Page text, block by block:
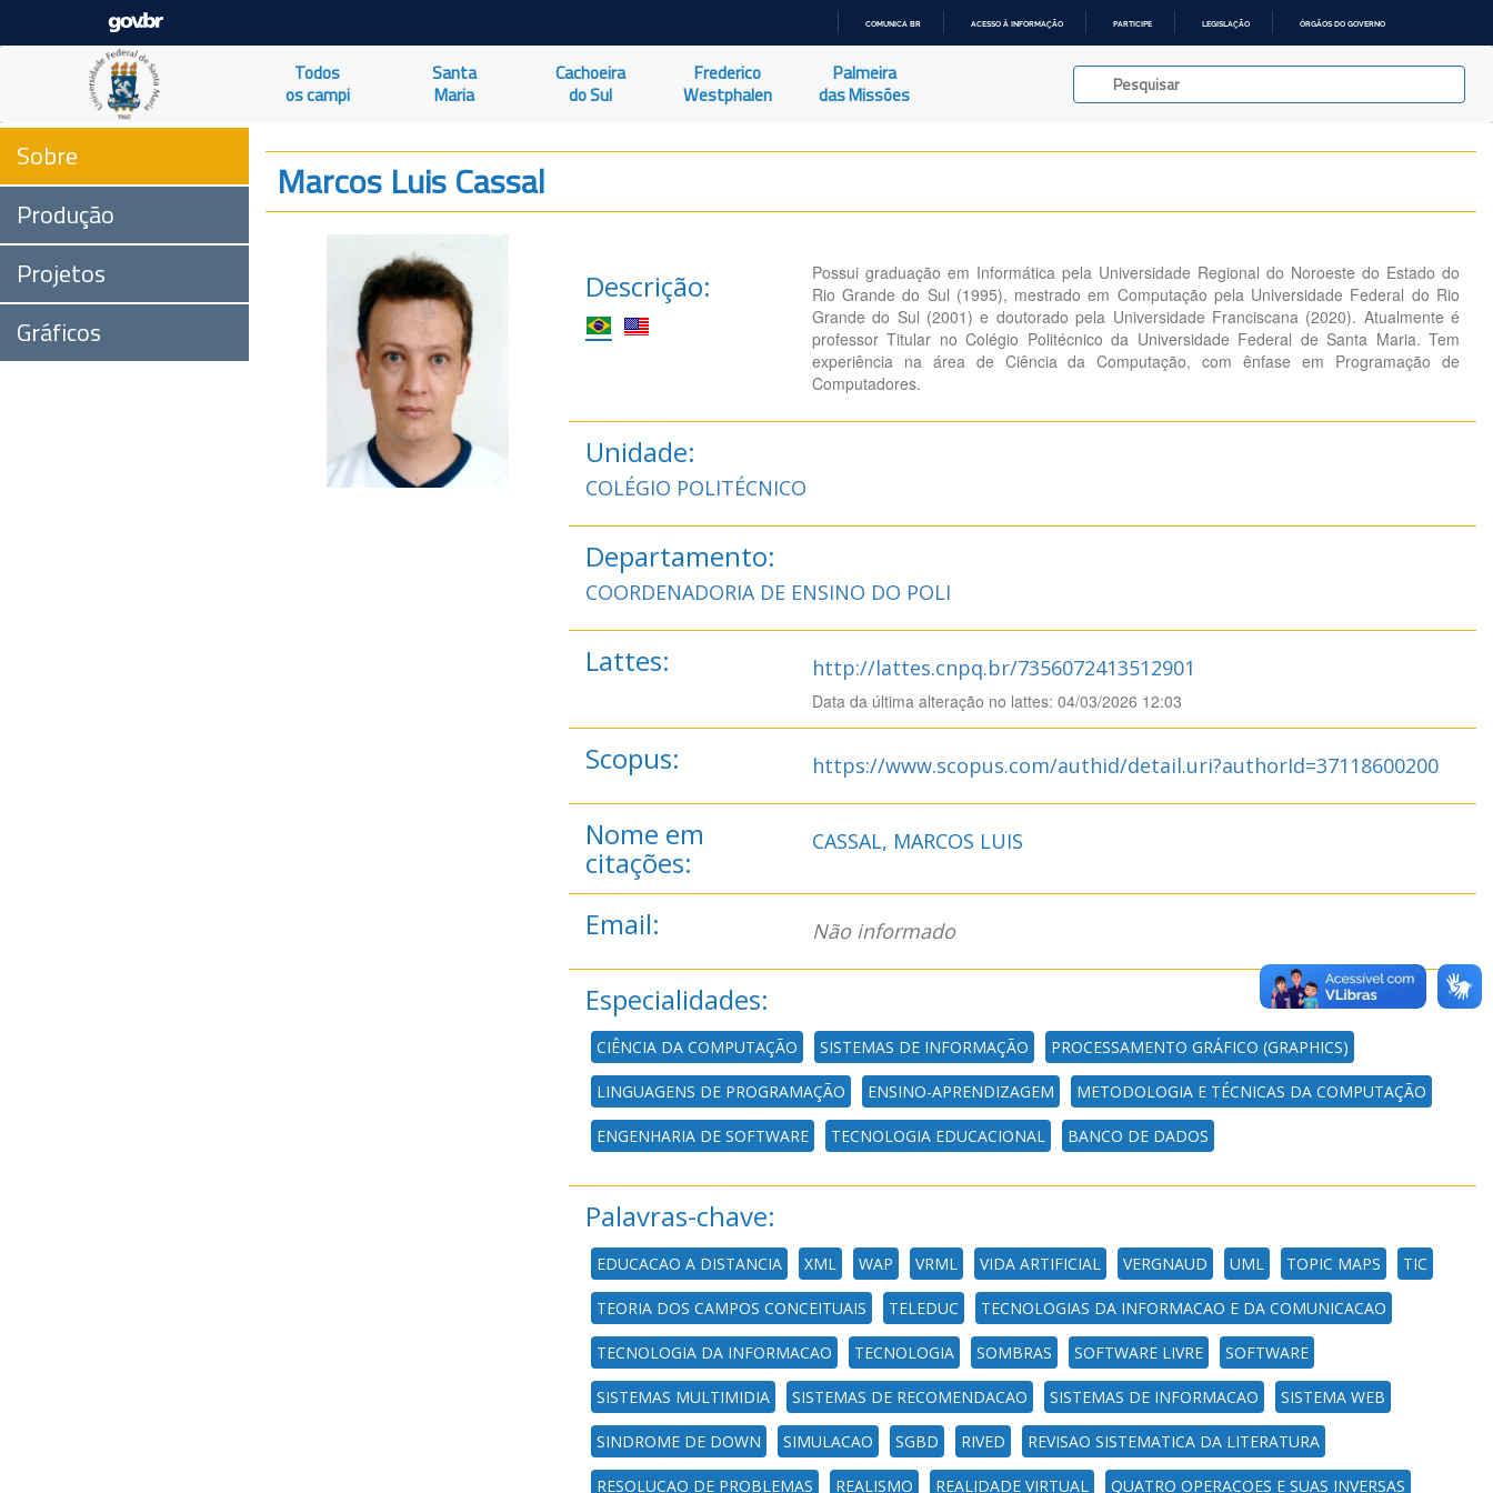
O
COMUNICA BR ACESSO À INFORMAÇÃO PARTICIPE LEGISLAÇÃO ÓRGÃOS DO GOVERNO
Todos
os campi
Santa
Maria
Cachoeira
do Sul
Frederico
Westphalen
Palmeira
das Missões
Sobre
Produção
Projetos
Gráficos
Marcos Luis Cassal
Descrição:
Possui graduação em Informática pela Universidade Regional do Noroeste do Estado do
Rio Grande do Sul (1995), mestrado em Computação pela Universidade Federal do Rio
Grande do Sul (2001) e doutorado pela Universidade Franciscana (2020). Atualmente é
professor Titular no Colégio Politécnico da Universidade Federal de Santa Maria. Tem
experiência na área de Ciência da Computação, com ênfase em Programação de
Computadores.
Unidade:
COLÉGIO POLITÉCNICO
Departamento:
COORDENADORIA DE ENSINO DO POLI
Lattes: http://lattes.cnpq.br/7356072413512901
Data da última alteração no lattes: 04/03/2026 12:03
Scopus: https://www.scopus.com/authid/detail.uri?authorId=37118600200
Nome em
citações:
CASSAL, MARCOS LUIS
Email: Não informado
Especialidades:
CIÊNCIA DA COMPUTAÇÃO SISTEMAS DE INFORMAÇÃO PROCESSAMENTO GRÁFICO (GRAPHICS)
LINGUAGENS DE PROGRAMAÇÃO ENSINO-APRENDIZAGEM METODOLOGIA E TÉCNICAS DA COMPUTAÇÃO
ENGENHARIA DE SOFTWARE TECNOLOGIA EDUCACIONAL BANCO DE DADOS
Palavras-chave:
EDUCACAO A DISTANCIA XML WAP VRML VIDA ARTIFICIAL VERGNAUD UML TOPIC MAPS TIC
TEORIA DOS CAMPOS CONCEITUAIS TELEDUC TECNOLOGIAS DA INFORMACAO E DA COMUNICACAO
TECNOLOGIA DA INFORMACAO TECNOLOGIA SOMBRAS SOFTWARE LIVRE SOFTWARE
SISTEMAS MULTIMIDIA SISTEMAS DE RECOMENDACAO SISTEMAS DE INFORMACAO SISTEMA WEB
SINDROME DE DOWN SIMULACAO SGBD RIVED REVISAO SISTEMATICA DA LITERATURA
RESOLUCAO DE PROBLEMAS REALISMO REALIDADE VIRTUAL QUATRO OPERACOES E SUAS INVERSAS